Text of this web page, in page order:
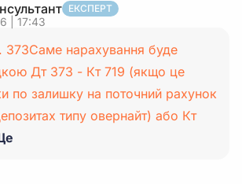
ЕКСПЕРТ
| 17:43
373Саме нарахування буде
Дт 373 - Кт 719 (якщо це
по залишку на поточний рахунок
типу овернайт) або Кт